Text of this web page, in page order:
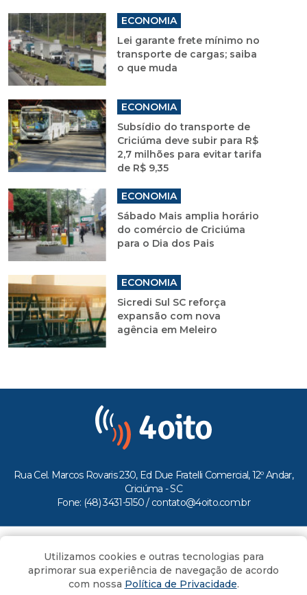
ECONOMIA
Lei garante frete mínimo no
transporte de cargas; saiba
o que muda
ECONOMIA
Subsídio do transporte de
Criciúma deve subir para R$
2,7 milhões para evitar tarifa
de R$ 9,35
ECONOMIA
Sábado Mais amplia horário
do comércio de Criciúma
para o Dia dos Pais
ECONOMIA
Sicredi Sul SC reforça
expansão com nova
agência em Meleiro
Rua Cel. Marcos Rovaris 230, Ed Due Fratelli Comercial, 12º Andar,
Criciúma - SC
Fone: (48) 3431-5150 / contato@4oito.com.br
Todos os direitos reservados ao Portal 4oito
Utilizamos cookies e outras tecnologias para
aprimorar sua experiência de navegação de acordo
com nossa Política de Privacidade.